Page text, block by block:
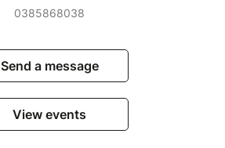
0385868038
Send a message
View events